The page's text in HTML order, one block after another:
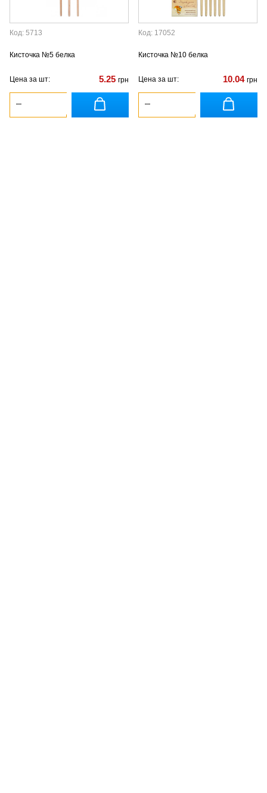
Код: 5713
Кисточка №5 белка
Цена за шт: 5.25 грн
Код: 17052
Кисточка №10 белка
Цена за шт: 10.04 грн